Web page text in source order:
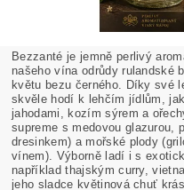
Bezzanté je jemně perlivý
našeho vína odrůdy rulandské
květu bezu černého. Díky své
skvěle hodí k lehčím jídlům,
jahodami, kozím sýrem a
supreme s medovou glazurou,
dresinkem) a mořské plody
vínem). Výborně ladí i s
například thajským curry,
jeho sladce květinová chuť